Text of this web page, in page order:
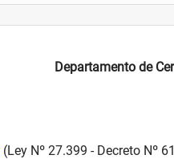
Departamento de
(Ley Nº 27.399 - Decreto Nº